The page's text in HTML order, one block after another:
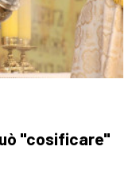
"cosificare"